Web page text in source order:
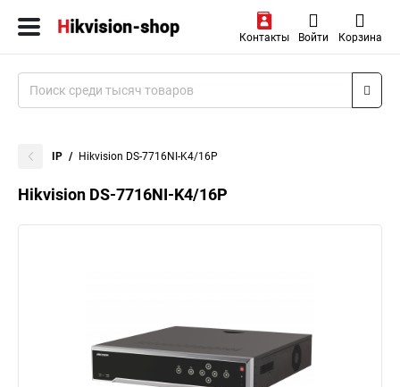
Контакты Войти Корзина
IP Hikvision DS-7716NI-K4/16P
Hikvision DS-7716NI-K4/16P